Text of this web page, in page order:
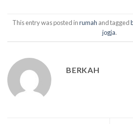
This entry was posted inrumah and tagged
jogja.
BERKAH